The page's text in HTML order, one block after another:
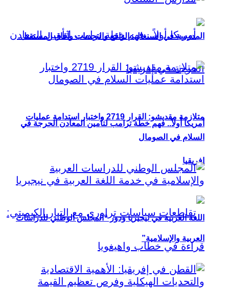
أمريكا أولاً.. فهم خطة ترامب لتأمين المعادن الحرجة في
إفريقيا
المدرسة في السنغال: الواقع والتحديات وآفاق المستقبل
متلازمة مقديشو: القرار 2719 واختبار استدامة عمليات
السلام في الصومال
اللغة العربية في نيجيريا ودور “المجلس الوطني للدراسات
العربية والإسلامية”